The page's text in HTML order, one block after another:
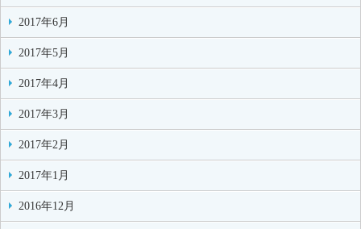
2017年6月
2017年5月
2017年4月
2017年3月
2017年2月
2017年1月
2016年12月